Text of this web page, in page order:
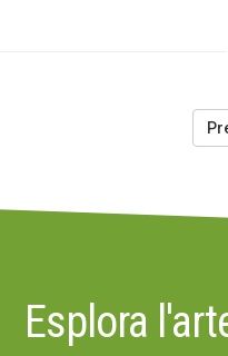
Esplora